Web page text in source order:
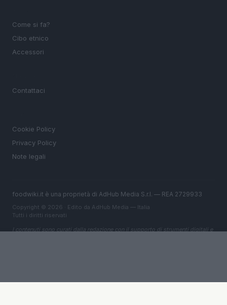
Come si fa?
Cibo etnico
Accessori
Contattaci
Cookie Policy
Privacy Policy
Note legali
foodwiki.it è una proprietà di AdHub Media S.r.l. — REA 2729933
Copyright © 2026 · Edito da AdHub Media — Italia
Tutti i diritti riservati
I contenuti sono curati dalla redazione con il supporto di strumenti digitali e